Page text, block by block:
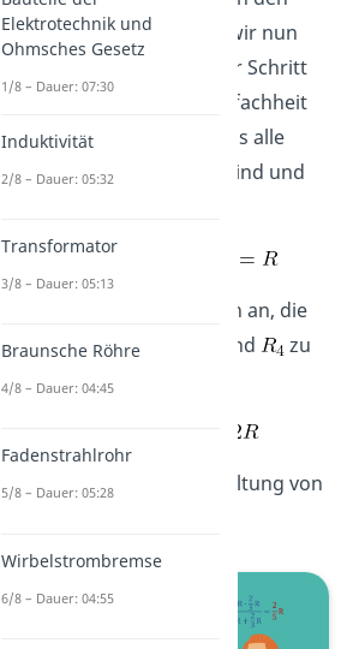
Klemmen. Daher können wir nun
die Widerstände Schritt für Schritt
zusammenfassen. Der Einfachheit
halber nehmen wir an, dass alle
Widerstände gleich groß sind und
Anschließend bietet es sich an, die
Reihenschaltung aus
und
zu
zusammenzufassen.
Nun liegt eine Parallelschaltung von
Elektrotechnik und
Ohmsches Gesetz
1/8 – Dauer: 07:30
Induktivität
2/8 – Dauer: 05:32
Transformator
3/8 – Dauer: 05:13
Braunsche Röhre
4/8 – Dauer: 04:45
Fadenstrahlrohr
5/8 – Dauer: 05:28
Wirbelstrombremse
6/8 – Dauer: 04:55